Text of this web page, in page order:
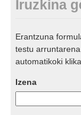
Iruzkina
Erantzuna
testu
automatikoki
Izena